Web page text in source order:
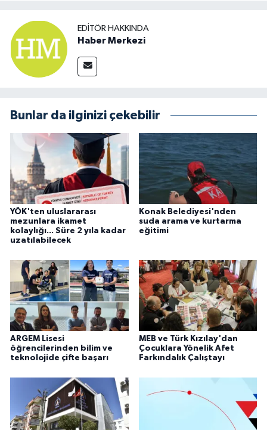
EDITÖR HAKKINDA
Haber Merkezi
Bunlar da ilginizi çekebilir
YÖK'ten uluslararası
mezunlara ikamet
kolaylığı... Süre 2 yıla kadar
uzatılabilecek
Konak Belediyesi'nden
suda arama ve kurtarma
eğitimi
ARGEM Lisesi
öğrencilerinden bilim ve
teknolojide çifte başarı
MEB ve Türk Kızılay'dan
Çocuklara Yönelik Afet
Farkındalık Çalıştayı